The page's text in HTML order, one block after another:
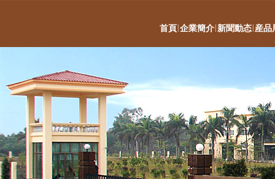
首頁 企業簡介 新聞動态 産品